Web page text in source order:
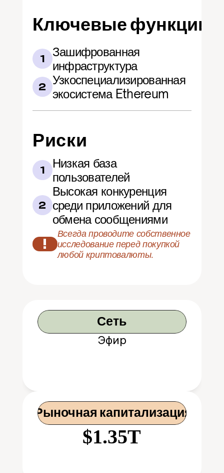
Ключевые функции
1
Зашифрованная
инфраструктура
2 Узкоспециализированная
экосистема Ethereum
Риски
1
Низкая база
пользователей
2
Высокая конкуренция
среди приложений для
обмена сообщениями
!
Всегда проводите собственное
исследование перед покупкой
любой криптовалюты.
Сеть
Эфир
Рыночная капитализация
$1.35T